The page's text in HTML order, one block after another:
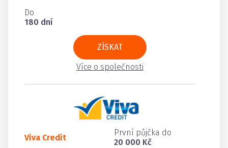
Do
180 dní
ZÍSKAT
Více o společnosti
Viva Credit
První půjčka do
20 000 Kč